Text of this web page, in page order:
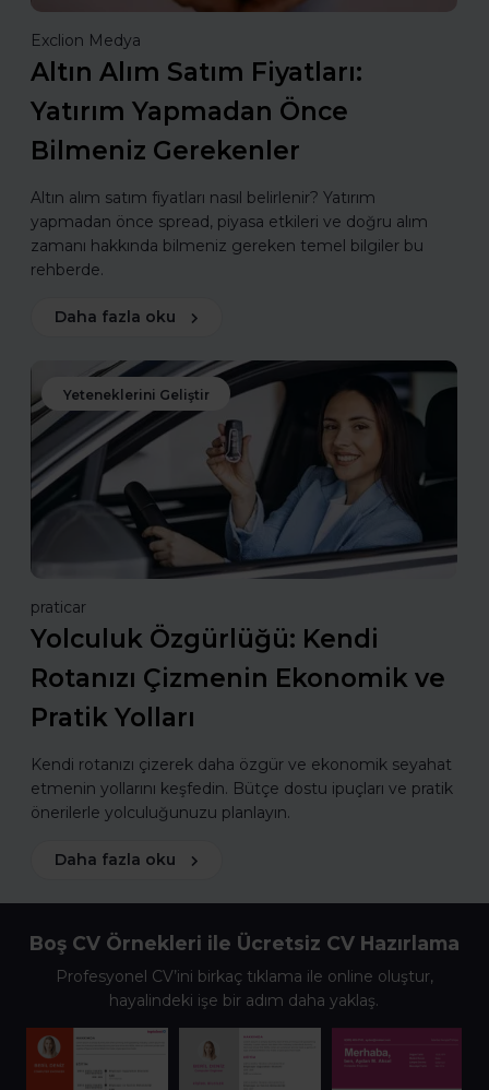
Exclion Medya
Altın Alım Satım Fiyatları:
Yatırım Yapmadan Önce
Bilmeniz Gerekenler
Altın alım satım fiyatları nasıl belirlenir? Yatırım
yapmadan önce spread, piyasa etkileri ve doğru alım
zamanı hakkında bilmeniz gereken temel bilgiler bu
rehberde.
Daha fazla oku
Yeteneklerini Geliştir
praticar
Yolculuk Özgürlüğü: Kendi
Rotanızı Çizmenin Ekonomik ve
Pratik Yolları
Kendi rotanızı çizerek daha özgür ve ekonomik seyahat
etmenin yollarını keşfedin. Bütçe dostu ipuçları ve pratik
önerilerle yolculuğunuzu planlayın.
Daha fazla oku
Boş CV Örnekleri ile Ücretsiz CV Hazırlama
Profesyonel CV’ini birkaç tıklama ile online oluştur,
hayalindeki işe bir adım daha yaklaş.